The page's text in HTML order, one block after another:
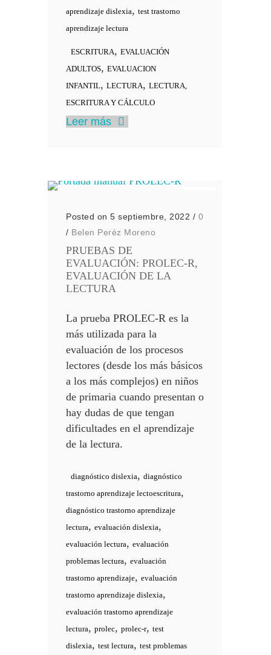
aprendizaje dislexia, test trastorno
aprendizaje lectura
ESCRITURA, EVALUACIÓN
ADULTOS, EVALUACION
INFANTIL, LECTURA, LECTURA,
ESCRITURA Y CÁLCULO
Leer más
Posted on 5 septiembre, 2022 / 0
/ Belen Peréz Moreno
PRUEBAS DE
EVALUACIÓN: PROLEC-R,
EVALUACIÓN DE LA
LECTURA
La prueba PROLEC-R es la
más utilizada para la
evaluación de los procesos
lectores (desde los más básicos
a los más complejos) en niños
de primaria cuando presentan o
hay dudas de que tengan
dificultades en el aprendizaje
de la lectura.
diagnóstico dislexia, diagnóstico
trastorno aprendizaje lectoescritura,
diagnóstico trastorno aprendizaje
lectura, evaluación dislexia,
evaluación lectura, evaluación
problemas lectura, evaluación
trastorno aprendizaje, evaluación
trastorno aprendizaje dislexia,
evaluación trastorno aprendizaje
lectura, prolec, prolec-r, test
dislexia, test lectura, test problemas